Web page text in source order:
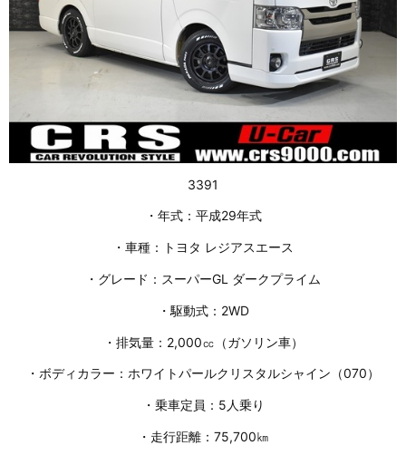
3391
・年式：平成29年式
・車種：トヨタ レジアスエース
・グレード：スーパーGL ダークプライム
・駆動式：2WD
・排気量：2,000㏄（ガソリン車）
・ボディカラー：ホワイトパールクリスタルシャイン（070）
・乗車定員：5人乗り
・走行距離：75,700㎞